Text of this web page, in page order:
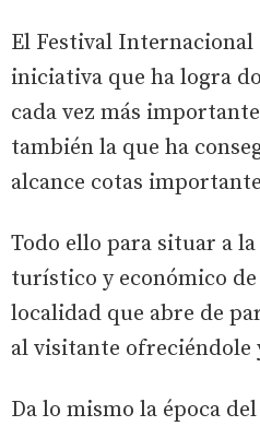
El Festival Internacional
iniciativa que ha logra
cada vez más
también la que ha
alcance cotas
Todo ello para situar a
turístico y económico
localidad que abre de
al visitante ofreciéndole
Da lo mismo la época